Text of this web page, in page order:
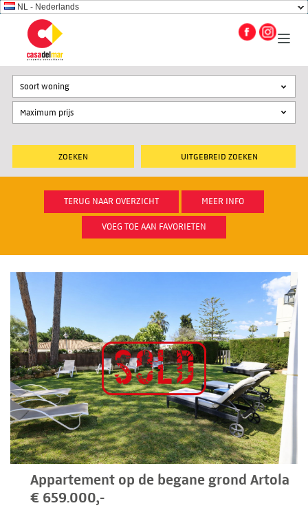
NL - Nederlands
UITGEBREID ZOEKEN
Soort woning
TERUG NAAR OVERZICHT MEER INFO
VOEG TOE AAN FAVORIETEN
Appartement op de begane grond Artola
€ 659.000,-